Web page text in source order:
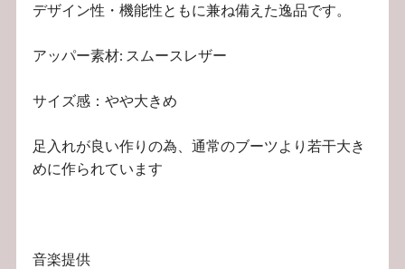
デザイン性・機能性ともに兼ね備えた逸品です。
アッパー素材: スムースレザー
サイズ感：やや大きめ
足入れが良い作りの為、通常のブーツより若干大き
めに作られています
音楽提供